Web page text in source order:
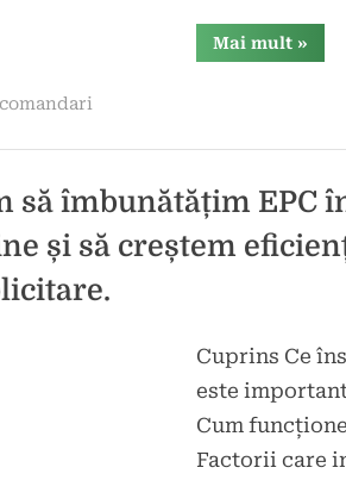
Mai mult
orelor
»
să îmbunătățim EPC
și să creștem
Cuprins Ce
este
Cum
Factorii care